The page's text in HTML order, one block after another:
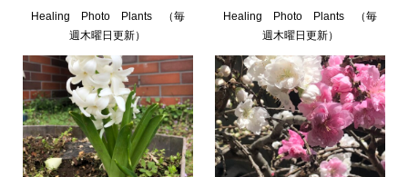
Healing Photo Plants （毎
週木曜日更新）
Healing Photo Plants （毎
週木曜日更新）